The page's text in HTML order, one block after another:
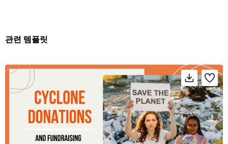
관련 템플릿